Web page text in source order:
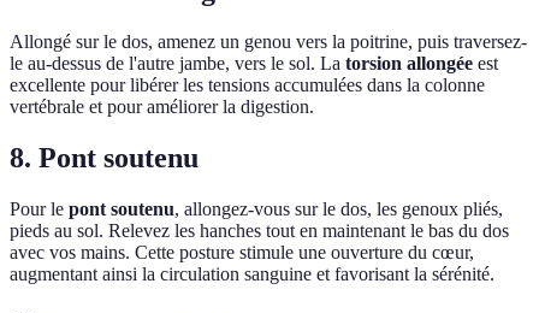
Allongé sur le dos, amenez un genou vers la poitrine, puis traversez-
le au-dessus de l'autre jambe, vers le sol. La torsion allongée est
excellente pour libérer les tensions accumulées dans la colonne
vertébrale et pour améliorer la digestion.
8. Pont soutenu
Pour le pont soutenu, allongez-vous sur le dos, les genoux pliés,
pieds au sol. Relevez les hanches tout en maintenant le bas du dos
avec vos mains. Cette posture stimule une ouverture du cœur,
augmentant ainsi la circulation sanguine et favorisant la sérénité.